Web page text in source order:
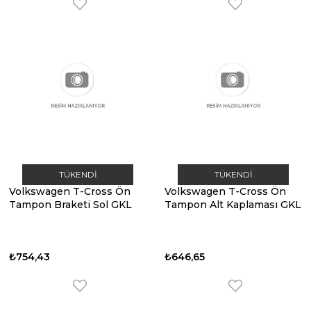
TÜKENDI
Volkswagen T-Cross Ön
Tampon Braketi Sol GKL
₺754,43
TÜKENDI
Volkswagen T-Cross Ön
Tampon Alt Kaplaması GKL
₺646,65